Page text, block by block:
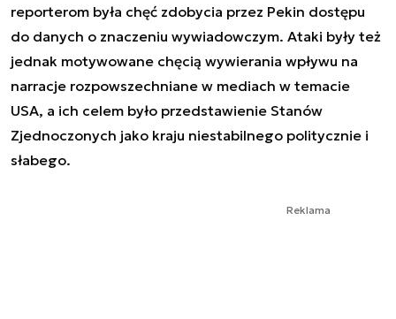
reporterom była chęć zdobycia przez Pekin dostępu
do danych o znaczeniu wywiadowczym. Ataki były też
jednak motywowane chęcią wywierania wpływu na
narracje rozpowszechniane w mediach w temacie
USA, a ich celem było przedstawienie Stanów
Zjednoczonych jako kraju niestabilnego politycznie i
słabego.
Reklama